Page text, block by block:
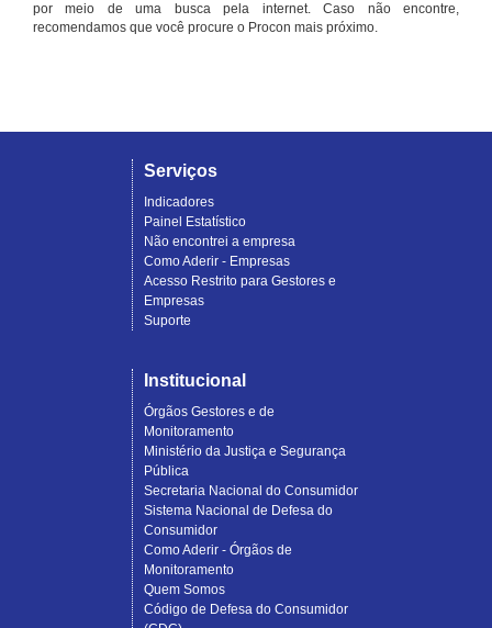
por meio de uma busca pela internet. Caso não encontre,
recomendamos que você procure o Procon mais próximo.
Serviços
Indicadores
Painel Estatístico
Não encontrei a empresa
Como Aderir - Empresas
Acesso Restrito para Gestores e
Empresas
Suporte
Institucional
Órgãos Gestores e de
Monitoramento
Ministério da Justiça e Segurança
Pública
Secretaria Nacional do Consumidor
Sistema Nacional de Defesa do
Consumidor
Como Aderir - Órgãos de
Monitoramento
Quem Somos
Código de Defesa do Consumidor